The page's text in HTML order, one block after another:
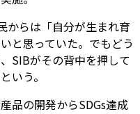
からは「自分が生まれ育
と思っていた。でもどう
SIBがその背中を押して
いう。
品の開発からSDGs達成